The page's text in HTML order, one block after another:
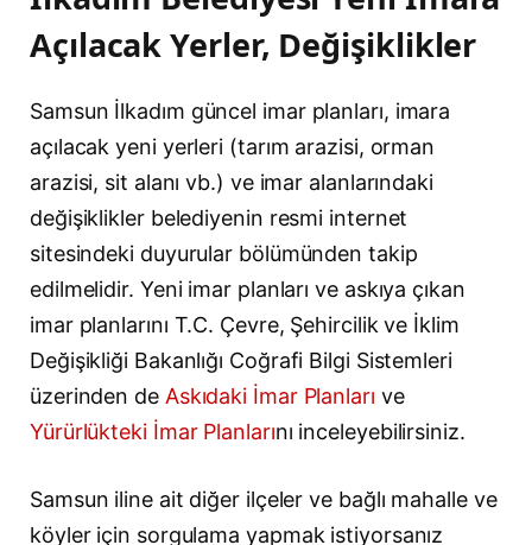
Açılacak Yerler, Değişiklikler
Samsun İlkadım güncel imar planları, imara
açılacak yeni yerleri (tarım arazisi, orman
arazisi, sit alanı vb.) ve imar alanlarındaki
değişiklikler belediyenin resmi internet
sitesindeki duyurular bölümünden takip
edilmelidir. Yeni imar planları ve askıya çıkan
imar planlarını T.C. Çevre, Şehircilik ve İklim
Değişikliği Bakanlığı Coğrafi Bilgi Sistemleri
üzerinden de Askıdaki İmar Planları ve
Yürürlükteki İmar Planlarını inceleyebilirsiniz.
Samsun iline ait diğer ilçeler ve bağlı mahalle ve
köyler için sorgulama yapmak istiyorsanız